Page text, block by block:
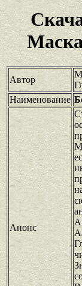
Автор
Наименование
Анонс